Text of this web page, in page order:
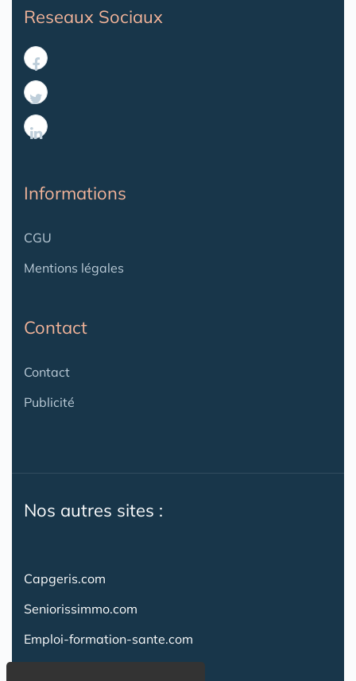
Reseaux Sociaux
Informations
CGU
Mentions légales
Contact
Contact
Publicité
Nos autres sites :
Capgeris.com
Seniorissimmo.com
Emploi-formation-sante.com